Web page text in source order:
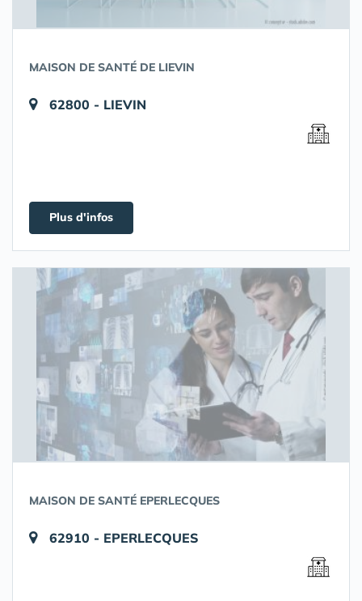
MAISON DE SANTÉ DE LIEVIN
62800 - LIEVIN
Plus d'infos
MAISON DE SANTÉ EPERLECQUES
62910 - EPERLECQUES